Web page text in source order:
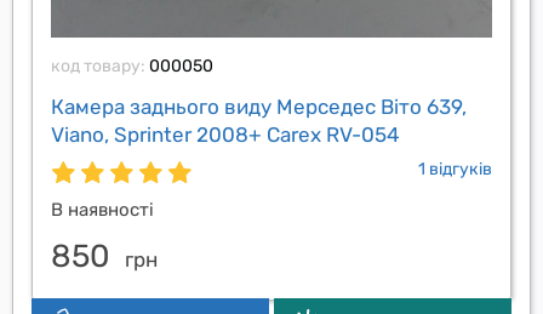
код товару: 000050
Камера заднього виду Мерседес Віто 639,
Viano, Sprinter 2008+ Carex RV-054
1 відгуків
В наявності
850 грн